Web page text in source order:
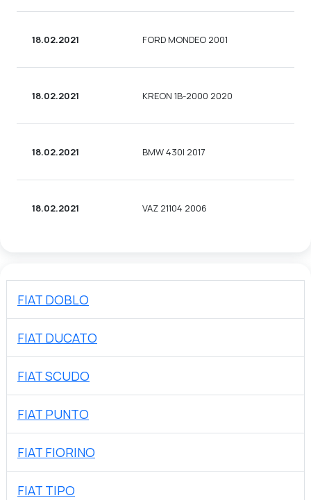
18.02.2021 FORD MONDEO 2001
18.02.2021 KREON 1B-2000 2020
18.02.2021 BMW 430I 2017
18.02.2021 VAZ 21104 2006
FIAT DOBLO
FIAT DUCATO
FIAT SCUDO
FIAT PUNTO
FIAT FIORINO
FIAT TIPO